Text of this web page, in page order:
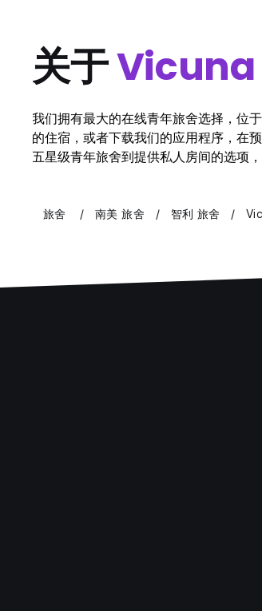
关于Vicuna
我们拥有最大的在线青年旅舍选择，位
的住宿，或者下载我们的应用程序，在
五星级青年旅舍到提供私人房间的选项
旅舍 南美 旅舍 智利 旅舍